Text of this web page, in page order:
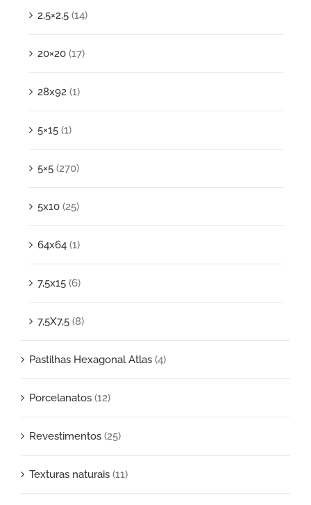
2,5×2,5 (14)
20×20 (17)
28x92 (1)
5×15 (1)
5×5 (270)
5x10 (25)
64x64 (1)
7,5x15 (6)
7,5X7,5 (8)
Pastilhas Hexagonal Atlas (4)
Porcelanatos (12)
Revestimentos (25)
Texturas naturais (11)